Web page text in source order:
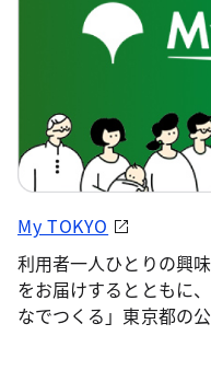
My TOKYO
利用者一人ひとりの興
をお届けするとともに
なでつくる」東京都の